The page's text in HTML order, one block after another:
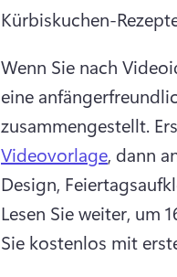
Kürbiskuchen-
Wenn Sie nach
eine
zusammengestellt.
Videovorlage, dann
Lesen Sie weiter, um
Sie kostenlos mit